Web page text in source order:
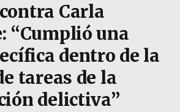
Carla
“Cumplió una
dentro de la
tareas de la
delictiva”